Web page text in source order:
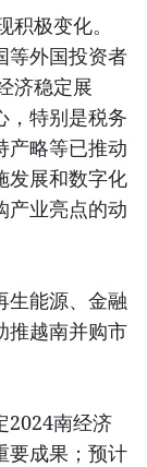
极变化。
等外国投资者
济稳定展
，特别是税务
产略等已推动
发展和数字化
产业亮点的动
生能源、金融
推越南并购市
2024南经济
要成果；预计